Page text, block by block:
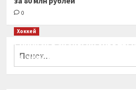
0
Хоккей
Сборная Канады по хоккею
на чемпионат мира